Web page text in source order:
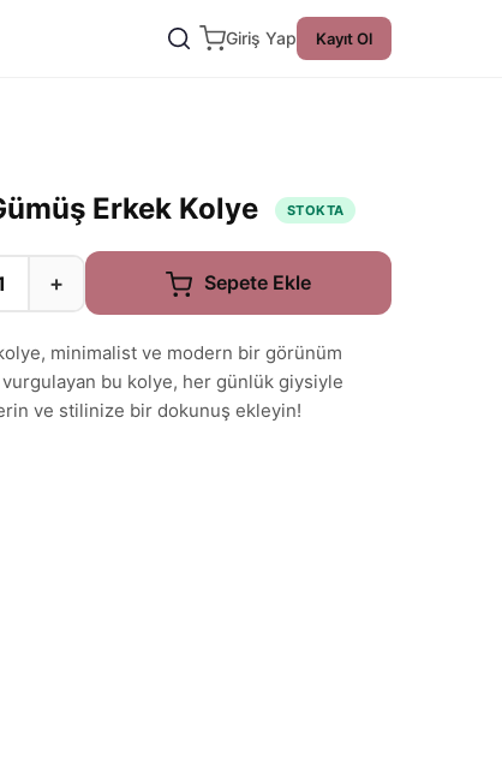
Giriş Yap Kayıt Ol
Erkek Kolye STOKTA
+ Sepete Ekle
minimalist ve modern bir görünüm
bu kolye, her günlük giysiyle
ve stilinize bir dokunuş ekleyin!